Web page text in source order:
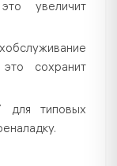
увеличит
сохранит
для типовых